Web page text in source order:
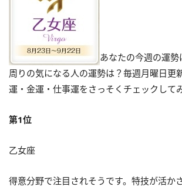
あなたの今週の運
周りの気になる人の運勢は？毎週月曜日更
運・金運・仕事運をさっそくチェックして
第1位
乙女座
得意分野で注目されそうです。特技が活か